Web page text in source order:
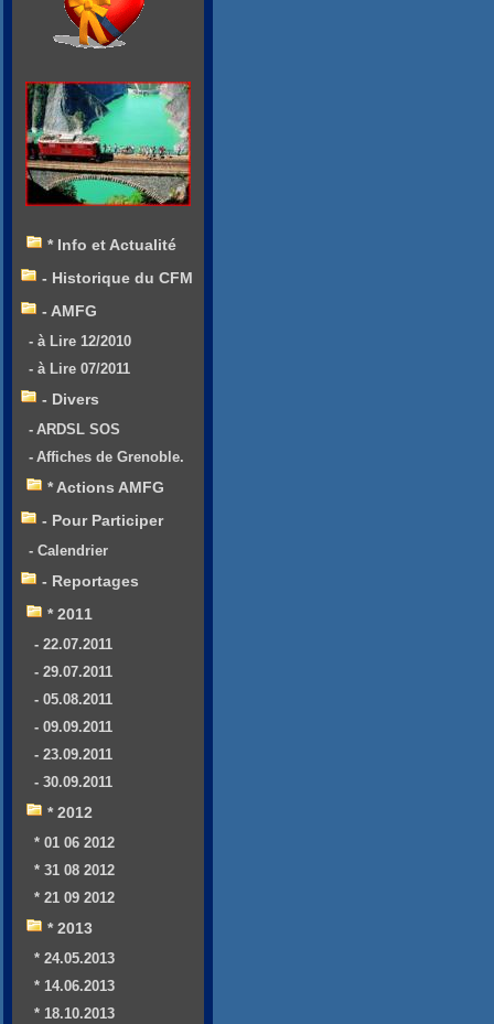
* Info et Actualité
- Historique du CFM
- AMFG
- à Lire 12/2010
- à Lire 07/2011
- Divers
- ARDSL SOS
- Affiches de Grenoble.
* Actions AMFG
- Pour Participer
- Calendrier
- Reportages
* 2011
- 22.07.2011
- 29.07.2011
- 05.08.2011
- 09.09.2011
- 23.09.2011
- 30.09.2011
* 2012
* 01 06 2012
* 31 08 2012
* 21 09 2012
* 2013
* 24.05.2013
* 14.06.2013
* 18.10.2013